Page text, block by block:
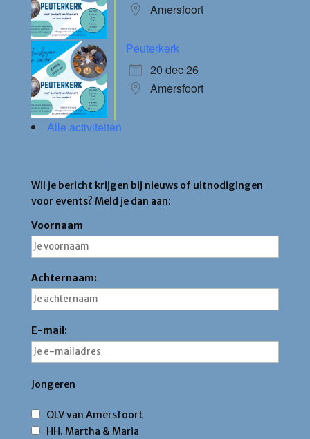
Amersfoort
Peuterkerk
20 dec 26
Amersfoort
Alle activiteiten
Wil je bericht krijgen bij nieuws of uitnodigingen
voor events? Meld je dan aan:
Voornaam
Achternaam:
E-mail:
Jongeren
OLV van Amersfoort
HH. Martha & Maria